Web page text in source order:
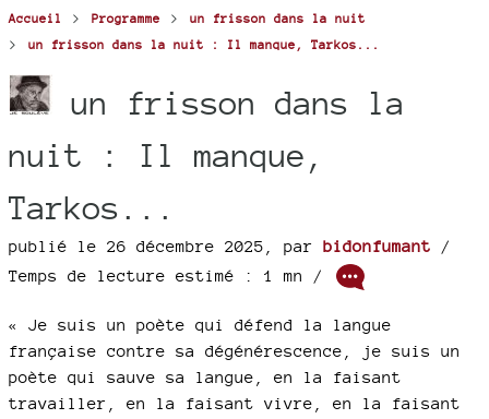
Accueil > Programme > un frisson dans la nuit
> un frisson dans la nuit : Il manque, Tarkos...
un frisson dans la
nuit : Il manque,
Tarkos...
publié le 26 décembre 2025 par bidonfumant /
Temps de lecture estimé : 1 mn /
« Je suis un poète qui défend la langue
française contre sa dégénérescence, je suis un
poète qui sauve sa langue, en la faisant
travailler, en la faisant vivre, en la faisant